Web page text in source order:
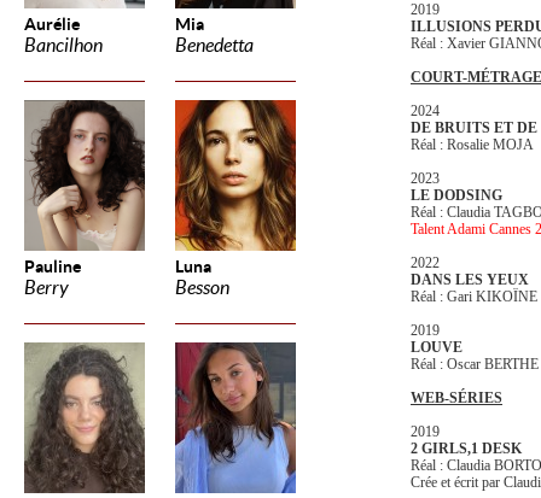
Aurélie
Bancilhon
Mia
Benedetta
Pauline
Berry
Luna
Besson
2019
ILLUSIONS
Réal : Xavier
COURT-
2024
DE BRUITS ET
Réal : Rosalie MOJA
2023
LE DODSING
Réal : Claudia
Talent Adami Cannes
2022
DANS LES YEUX
Réal : Gari KIKOÏNE
2019
LOUVE
Réal : Oscar BERTHE
WEB-SÉRIES
2019
2 GIRLS,1 DESK
Réal : Claudia
Crée et écrit par